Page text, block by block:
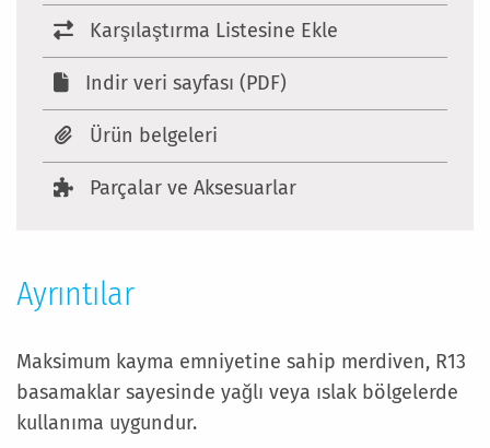
Karşılaştırma Listesine Ekle
Indir veri sayfası (PDF)
Ürün belgeleri
Parçalar ve Aksesuarlar
Ayrıntılar
Maksimum kayma emniyetine sahip merdiven, R13
basamaklar sayesinde yağlı veya ıslak bölgelerde
kullanıma uygundur.